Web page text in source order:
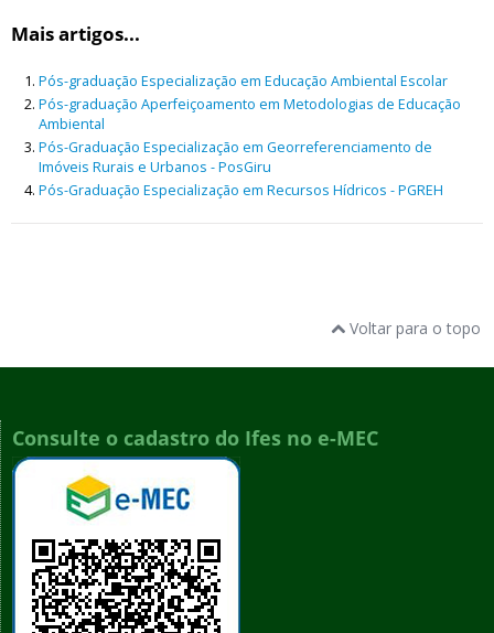
Mais artigos...
Pós-graduação Especialização em Educação Ambiental Escolar
Pós-graduação Aperfeiçoamento em Metodologias de Educação
Ambiental
Pós-Graduação Especialização em Georreferenciamento de
Imóveis Rurais e Urbanos - PosGiru
Pós-Graduação Especialização em Recursos Hídricos - PGREH
Voltar para o topo
Consulte o cadastro do Ifes no e-MEC